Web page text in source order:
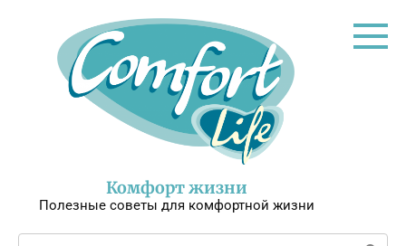
Комфорт жизни
Полезные советы для комфортной жизни
Поиск: